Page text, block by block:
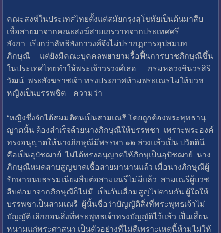
คณะสงฆ์ในประเทศไทยตั้งแต่สมัยกรุงสุโขทัยเป็นต้นมาสืบ
เชื้อสายมาจากคณะสงฆ์สายเถรวาทจากประเทศศรี
ลังกา เรียกว่าลัทธิลังกาวงศ์จึงไม่ปรากฏการอุปสมบท
ภิกษุณี แต่ยังมีคณะบุคคลพยายามรื้อฟื้นการบวชภิกษุณีขึ้น
ในประเทศไทยทำให้พระเจ้าวรวงศ์เธอ กรมหลวงชินวรสิริ
วัฒน์ พระสังฆราชเจ้า ทรงประกาศห้ามพระเณรไม่ให้บวช
หญิงเป็นบรรพชิต ความว่า
“หญิงซึ่งจักได้สมมติตนเป็นสามเณรี โดยถูกต้องพระพุทธานุ
ญาตนั้น ต้องสำเร็จด้วยนางภิกษุณีให้บรรพชา เพราะพระองค์
ทรงอนุญาตให้นางภิกษุณีมีพรรษา ๑๒ ล่วงแล้วเป็น ปวัตตินี
คือเป็นอุปัชฌาย์ ไม่ได้ทรงอนุญาตให้ภิกษุเป็นอุปัชฌาย์ นาง
ภิกษุณีหมดสาบสูญขาดเชื้อสายมานานแล้ว เมื่อนางภิกษุณีผู้
รักษาขนบธรรมเนียมสืบต่อสามเณรีไม่มีแล้ว สามเณรีผู้บวช
สืบต่อมาจากภิกษุณีก็ไม่มี เป็นอันเสื่อมสูญไปตามกัน ผู้ใดให้
บรรพชาเป็นสามเณรี ผู้นั้นชื่อว่าบัญญัติสิ่งที่พระพุทธเจ้าไม่
บัญญัติ เลิกถอนสิ่งที่พระพุทธเจ้าทรงบัญญัติไว้แล้ว เป็นเสี้ยน
หนามแก่พระศาสนา เป็นตัวอย่างที่ไม่ดีเพราะเหตุนี้ห้ามไม่ให้